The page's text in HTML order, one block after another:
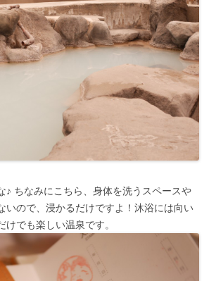
♪ ちなみにこちら、身体を洗うスペースや
いので、浸かるだけですよ！沐浴には向い
けでも楽しい温泉です。